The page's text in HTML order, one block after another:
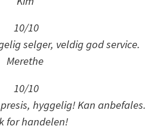
10/10
selger, veldig god service.
Merethe
10/10
hyggelig! Kan anbefales.
for handelen!